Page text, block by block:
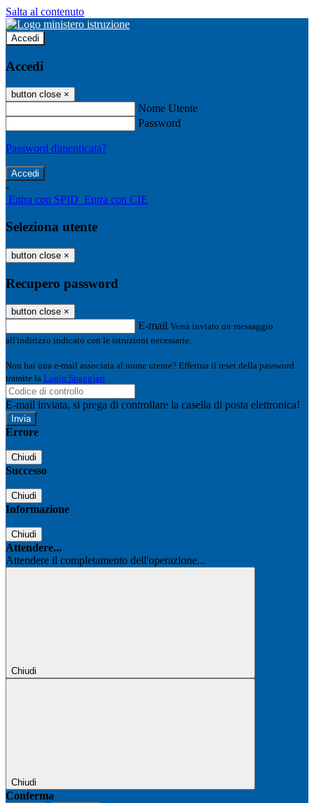
Salta al contenuto
Accedi
Accedi
button close ×
Nome Utente
Password
Password dimenticata?
-
Entra con SPID Entra con CIE
Seleziona utente
button close ×
Recupero password
button close ×
E-mail Verrà inviato un messaggio
all'indirizzo indicato con le istruzioni necessarie.
Non hai una e-mail associata al nome utente? Effettua il reset della password
tramite la Login Spaggiari
E-mail inviata, si prega di controllare la casella di posta elettronica!
Errore
Chiudi
Successo
Chiudi
Informazione
Chiudi
Attendere...
Attendere il completamento dell'operazione...
Chiudi
Chiudi
Conferma